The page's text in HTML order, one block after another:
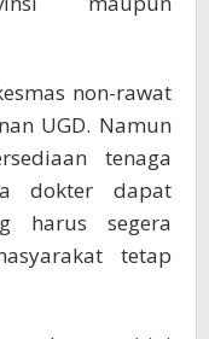
non-rawat
UGD. Namun
tenaga
dokter dapat
harus segera
tetap